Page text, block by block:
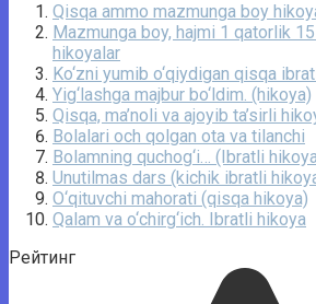
Qisqa ammo mazmunga boy
Mazmunga boy, hajmi 1 qatorlik
hikoyalar
Ko‘zni yumib o‘qiydigan qisqa
Yig‘lashga majbur bo‘ldim. (hikoya)
Qisqa, ma’noli va ajoyib ta’sirli
Bolalari och qolgan ota va tilanchi
Bolamning quchog‘i… (Ibratli
Unutilmas dars (kichik ibratli
O‘qituvchi mahorati (qisqa hikoya)
Qalam va o‘chirg‘ich. Ibratli hikoya
Рейтинг